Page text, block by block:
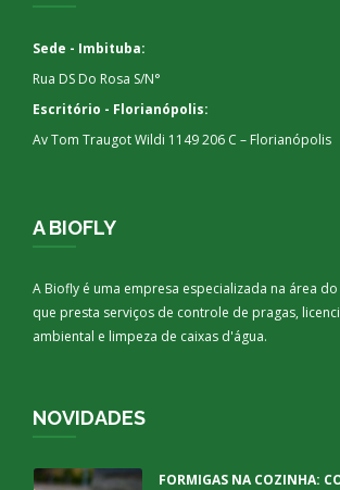
Sede - Imbituba:
Rua DS Do Rosa S/N°
Escritório - Florianópolis:
Av Tom Traugot Wildi 1149 206 C – Florianópolis
A BIOFLY
A Biofly é uma empresa especializada na área
que presta serviços de controle de pragas,
ambiental e limpeza de caixas d'água.
NOVIDADES
FORMIGAS NA COZINHA: